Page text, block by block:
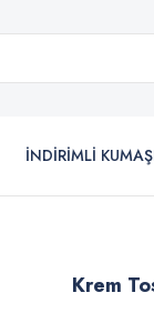
İNDİRİMLİ
Krem